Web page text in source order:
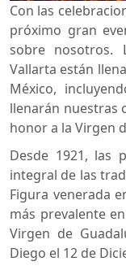
Con las
próximo gran
sobre nosotros.
Vallarta están
México,
llenarán nuestras
honor a la Virgen
Desde 1921, las
integral de las
Figura venerada
más prevalente
Virgen de
Diego el 12 de